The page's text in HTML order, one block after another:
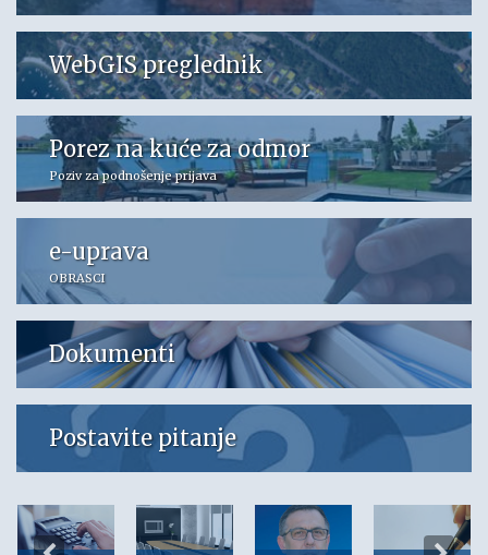
WebGIS preglednik
Porez na kuće za odmor
Poziv za podnošenje prijava
e-uprava
OBRASCI
Dokumenti
Postavite pitanje